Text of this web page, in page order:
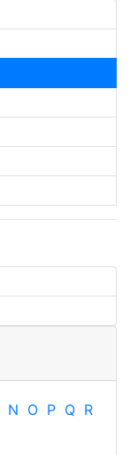
N O P Q R